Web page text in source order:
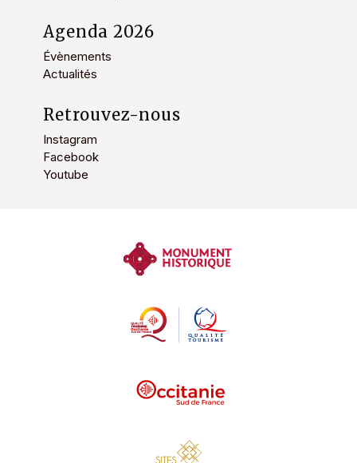
Agenda 2026
Évènements
Actualités
Retrouvez-nous
Instagram
Facebook
Youtube